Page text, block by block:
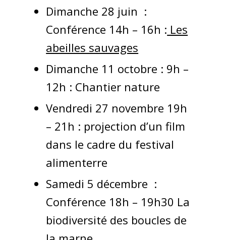
Dimanche 28 juin :
Conférence 14h – 16h : Les
abeilles sauvages
Dimanche 11 octobre : 9h –
12h : Chantier nature
Vendredi 27 novembre 19h
– 21h : projection d’un film
dans le cadre du festival
alimenterre
Samedi 5 décembre :
Conférence 18h – 19h30 La
biodiversité des boucles de